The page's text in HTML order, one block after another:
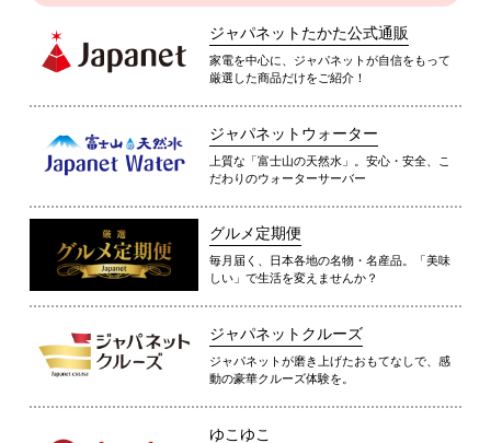
ジャパネットたかた公式通販
家電を中心に、ジャパネットが自信をもって
厳選した商品だけをご紹介！
ジャパネットウォーター
上質な「富士山の天然水」。安心・安全、こ
だわりのウォーターサーバー
グルメ定期便
毎月届く、日本各地の名物・名産品。「美味
しい」で生活を変えませんか？
ジャパネットクルーズ
ジャパネットが磨き上げたおもてなしで、感
動の豪華クルーズ体験を。
ゆこゆこ